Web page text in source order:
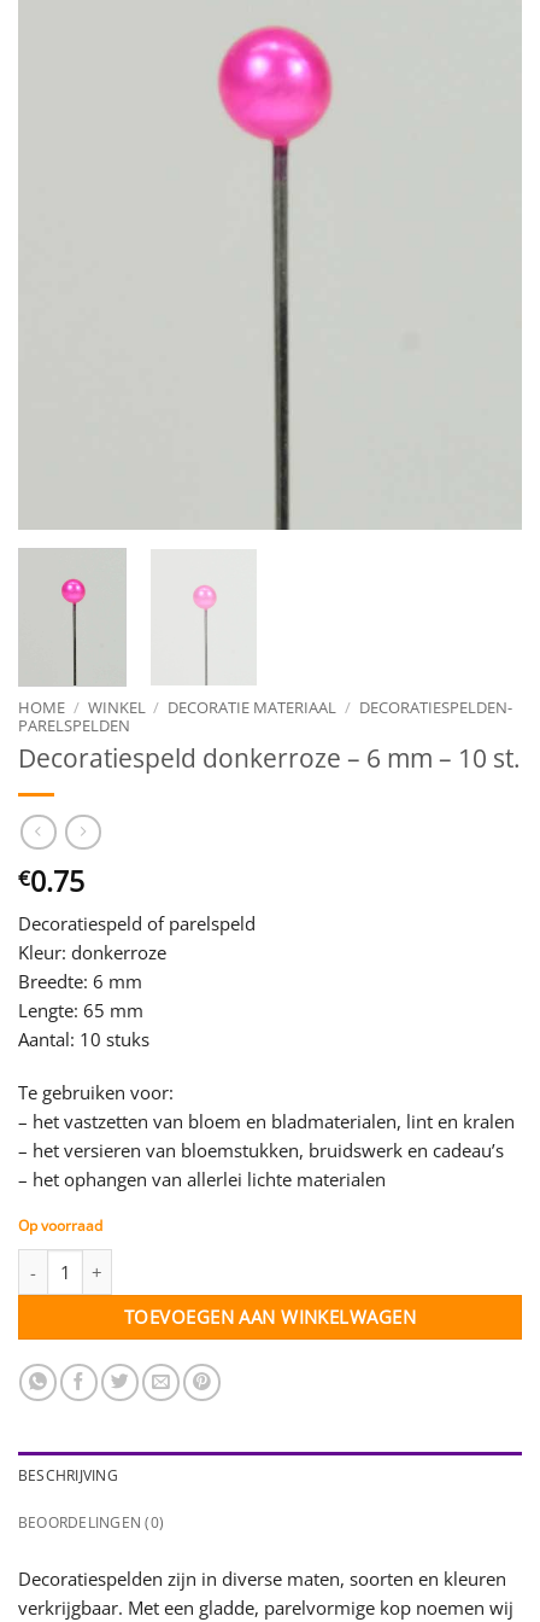
HOME / WINKEL / DECORATIE MATERIAAL / DECORATIESPELDEN-
PARELSPELDEN
Decoratiespeld donkerroze – 6 mm – 10 st.
€0.75
Decoratiespeld of parelspeld
Kleur: donkerroze
Breedte: 6 mm
Lengte: 65 mm
Aantal: 10 stuks
Te gebruiken voor:
– het vastzetten van bloem en bladmaterialen, lint en kralen
– het versieren van bloemstukken, bruidswerk en cadeau’s
– het ophangen van allerlei lichte materialen
Op voorraad
TOEVOEGEN AAN WINKELWAGEN
BESCHRIJVING
BEOORDELINGEN (0)
Decoratiespelden zijn in diverse maten, soorten en kleuren
verkrijgbaar. Met een gladde, parelvormige kop noemen wij